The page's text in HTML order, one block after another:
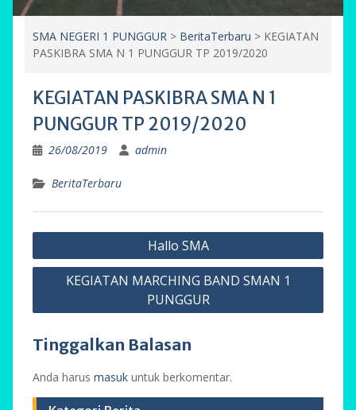
SMA NEGERI 1 PUNGGUR > BeritaTerbaru > KEGIATAN
PASKIBRA SMA N 1 PUNGGUR TP 2019/2020
KEGIATAN PASKIBRA SMA N 1
PUNGGUR TP 2019/2020
26/08/2019 admin
BeritaTerbaru
Navigasi
pos
Hallo SMA
KEGIATAN MARCHING BAND SMAN 1
PUNGGUR
Tinggalkan Balasan
Anda harus masukuntuk berkomentar.